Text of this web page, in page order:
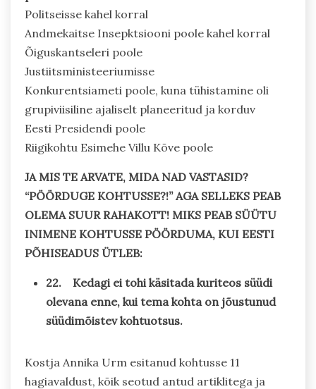
Politseisse kahel korral
Andmekaitse Insepktsiooni poole kahel korral
Õiguskantseleri poole
Justiitsministeeriumisse
Konkurentsiameti poole, kuna tühistamine oli
grupiviisiline ajaliselt planeeritud ja korduv
Eesti Presidendi poole
Riigikohtu Esimehe Villu Kõve poole
JA MIS TE ARVATE, MIDA NAD VASTASID?
“PÖÖRDUGE KOHTUSSE?!” AGA SELLEKS PEAB
OLEMA SUUR RAHAKOTT! MIKS PEAB SÜÜTU
INIMENE KOHTUSSE PÖÖRDUMA, KUI EESTI
PÕHISEADUS ÜTLEB:
22. Kedagi ei tohi käsitada kuriteos süüdi
olevana enne, kui tema kohta on jõustunud
süüdimõistev kohtuotsus.
Kostja Annika Urm esitanud kohtusse 11
hagiavaldust, kõik seotud antud artiklitega ja